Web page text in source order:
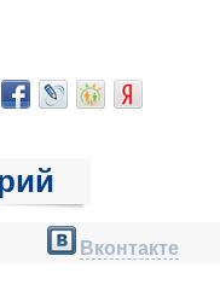
Вконтакте